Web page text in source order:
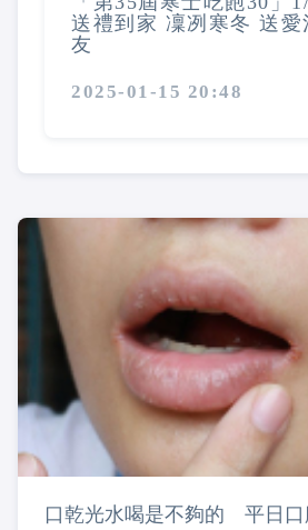
送禮到家 凜冽寒冬 送愛
友
2025-01-15 20:48
口乾光水喝是不夠的 平日口